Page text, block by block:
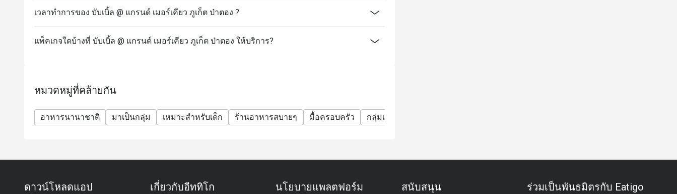
เด็กอายุ 4–12 ปี รับส่วนลด 50% เด็กอายุต่ำกว่า 4 ปี รับประทานฟรี
บุฟเฟ่ต์มีให้บริการเฉพาะวันตามกำหนดเท่านั้น: วันจันทร์ (Seafood Night), วันพุธ (Let's Meat
แนะนำให้สำรองที่นั่งล่วงหน้า โดยเฉพาะสำหรับกลุ่มใหญ่
ทางร้านอาหารขอสงวนสิทธิ์ในการเปลี่ยนแปลงเมนูหรือเงื่อนไขโดยไม่ต้องแจ้งให้ทราบล่วงหน้า
เวลาทำการของ บับเบิ้ล @ แกรนด์ เมอร์เคียว ภูเก็ต ป่าตอง ?
แพ็คเกจใดบ้างที่ บับเบิ้ล @ แกรนด์ เมอร์เคียว ภูเก็ต ป่าตอง ให้บริการ?
หมวดหมู่ที่คล้ายกัน
อาหารนานาชาติ มาเป็นกลุ่ม เหมาะสำหรับเด็ก ร้านอาหารสบายๆ มื้อครอบครัว กลุ่มเพื่อน
ดาวน์โหลดแอป เกี่ยวกับอีททิโก นโยบายแพลตฟอร์ม สนับสนุน ร่วมเป็นพันธมิตรกับ Eatigo